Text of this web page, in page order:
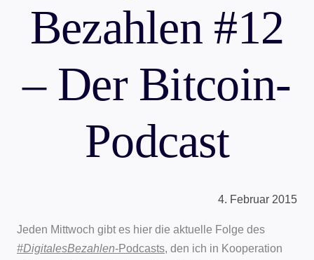
Bezahlen #12
– Der Bitcoin-
Podcast
4. Februar 2015
Jeden Mittwoch gibt es hier die aktuelle Folge des
#DigitalesBezahlen-Podcasts, den ich in Kooperation